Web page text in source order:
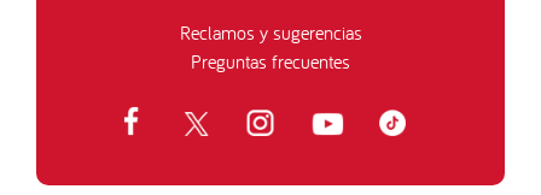
Reclamos y sugerencias
Preguntas frecuentes